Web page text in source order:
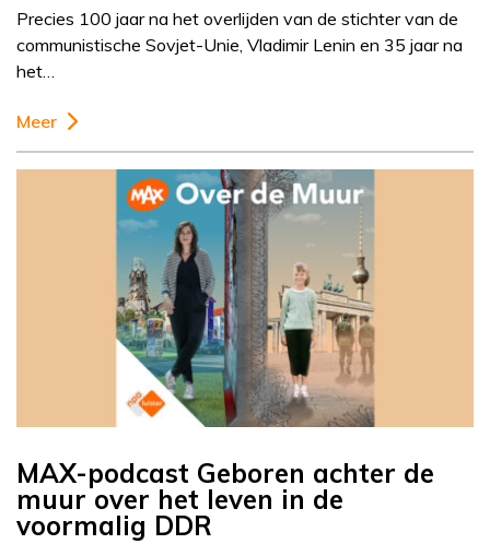
Precies 100 jaar na het overlijden van de stichter van de
communistische Sovjet-Unie, Vladimir Lenin en 35 jaar na
het…
Meer
MAX-podcast Geboren achter de
muur over het leven in de
voormalig DDR